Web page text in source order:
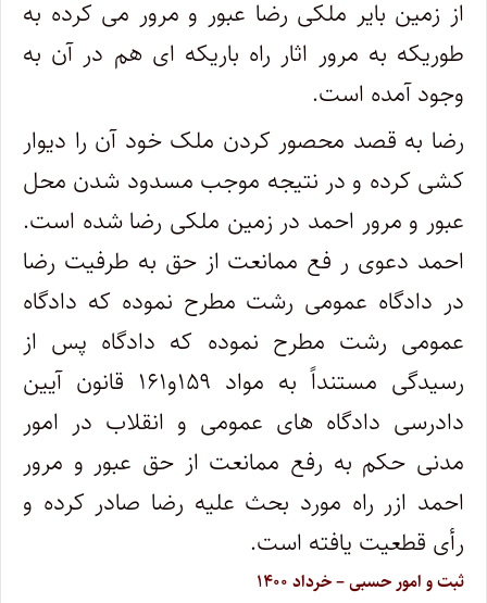
از زمین بایر ملکی رضا عبور و مرور می کرده به
طوریکه به مرور اثار راه باریکه ای هم در آن به
وجود آمده است.
رضا به قصد محصور کردن ملک خود آن را دیوار
کشی کرده و در نتیجه موجب مسدود شدن محل
عبور و مرور احمد در زمین ملکی رضا شده است.
احمد دعوی ر فع ممانعت از حق به طرفیت رضا
در دادگاه عمومی رشت مطرح نموده که دادگاه
عمومی رشت مطرح نموده که دادگاه پس از
رسیدگی مستنداً به مواد ۱۵۹و۱۶۱ قانون آیین
دادرسی دادگاه های عمومی و انقلاب در امور
مدنی حکم به رفع ممانعت از حق عبور و مرور
احمد ازر راه مورد بحث علیه رضا صادر کرده و
رأی قطعیت یافته است.
ثبت و امور حسبی – خرداد ۱۴۰۰